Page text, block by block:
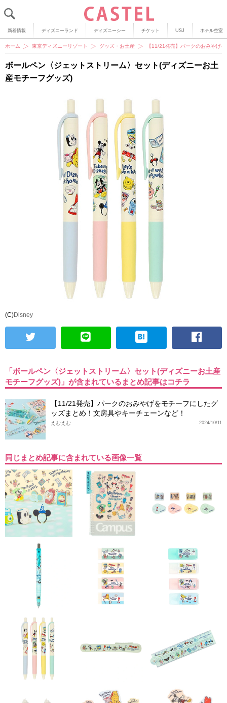
新着情報 ディズニーランド ディズニーシー チケット USJ ホテル空室
ホーム 東京ディズニーリゾート グッズ・お土産 【11/21発売】パークのおみやげ
ボールペン〈ジェットストリーム〉セット(ディズニーお土
産モチーフグッズ)
(C)Disney
「ボールペン〈ジェットストリーム〉セット(ディズニーお土産
モチーフグッズ)」が含まれているまとめ記事はコチラ
【11/21発売】パークのおみやげをモチーフにしたグ
ッズまとめ！文房具やキーチェーンなど！
2024/10/11
えむえむ
同じまとめ記事に含まれている画像一覧